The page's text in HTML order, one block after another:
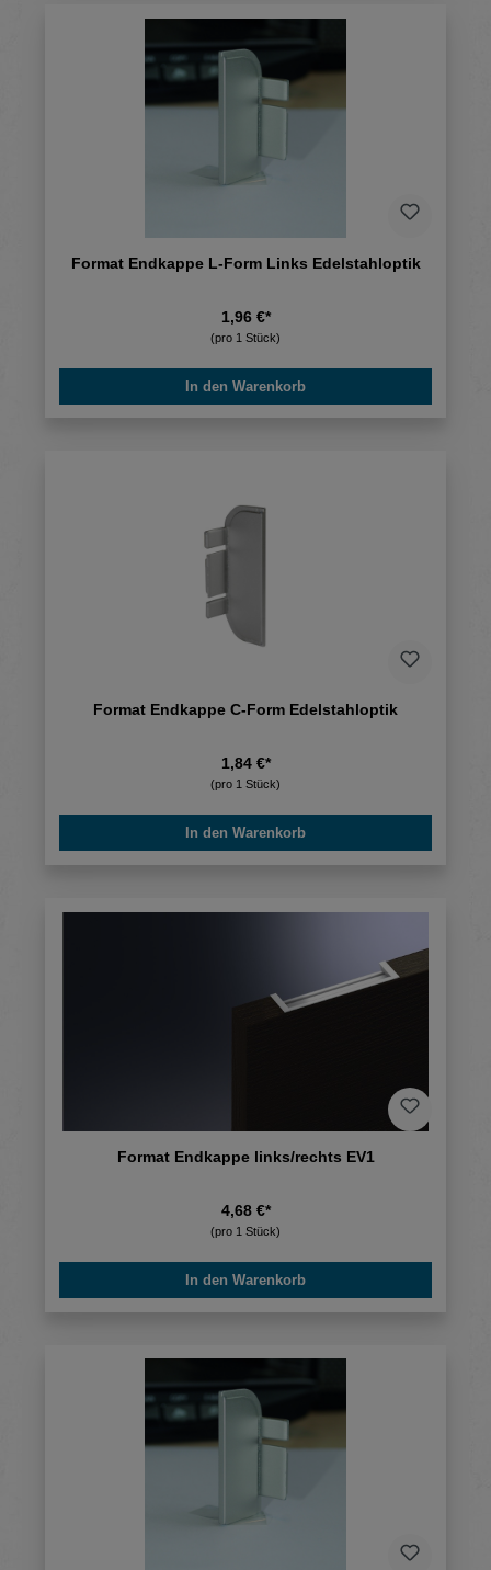
Format Endkappe L-Form Links Edelstahloptik
1,96 €*
(pro 1 Stück)
In den Warenkorb
Format Endkappe C-Form Edelstahloptik
1,84 €*
(pro 1 Stück)
In den Warenkorb
Format Endkappe links/rechts EV1
4,68 €*
(pro 1 Stück)
In den Warenkorb